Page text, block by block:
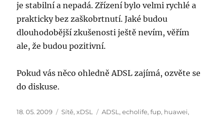
je stabilní a nepadá. Zřízení bylo velmi rychlé a
prakticky bez zaškobrtnutí. Jaké budou
dlouhodobější zkušenosti ještě nevím, věřím
ale, že budou pozitivní.
Pokud vás něco ohledně ADSL zajímá, ozvěte se
do diskuse.
Posted
18. 05. 2009 Categories
Sítě,xDSL Tags
ADSL,echolife,fup, huawei,